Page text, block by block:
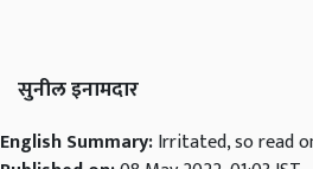
सुनील इनामदार
English Summary:Irritated, so read